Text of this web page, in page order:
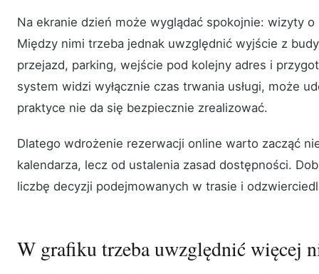
Na ekranie dzień może wyglądać spokojnie: wizyty o
Między nimi trzeba jednak uwzględnić wyjście z
przejazd, parking, wejście pod kolejny adres i
system widzi wyłącznie czas trwania usługi, może
praktyce nie da się bezpiecznie zrealizować.
Dlatego wdrożenie rezerwacji online warto zacząć
kalendarza, lecz od ustalenia zasad dostępności.
liczbę decyzji podejmowanych w trasie i
W grafiku trzeba uwzględnić więcej